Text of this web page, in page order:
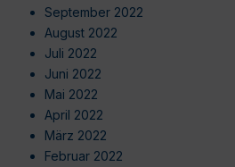
September 2022
August 2022
Juli 2022
Juni 2022
Mai 2022
April 2022
März 2022
Februar 2022